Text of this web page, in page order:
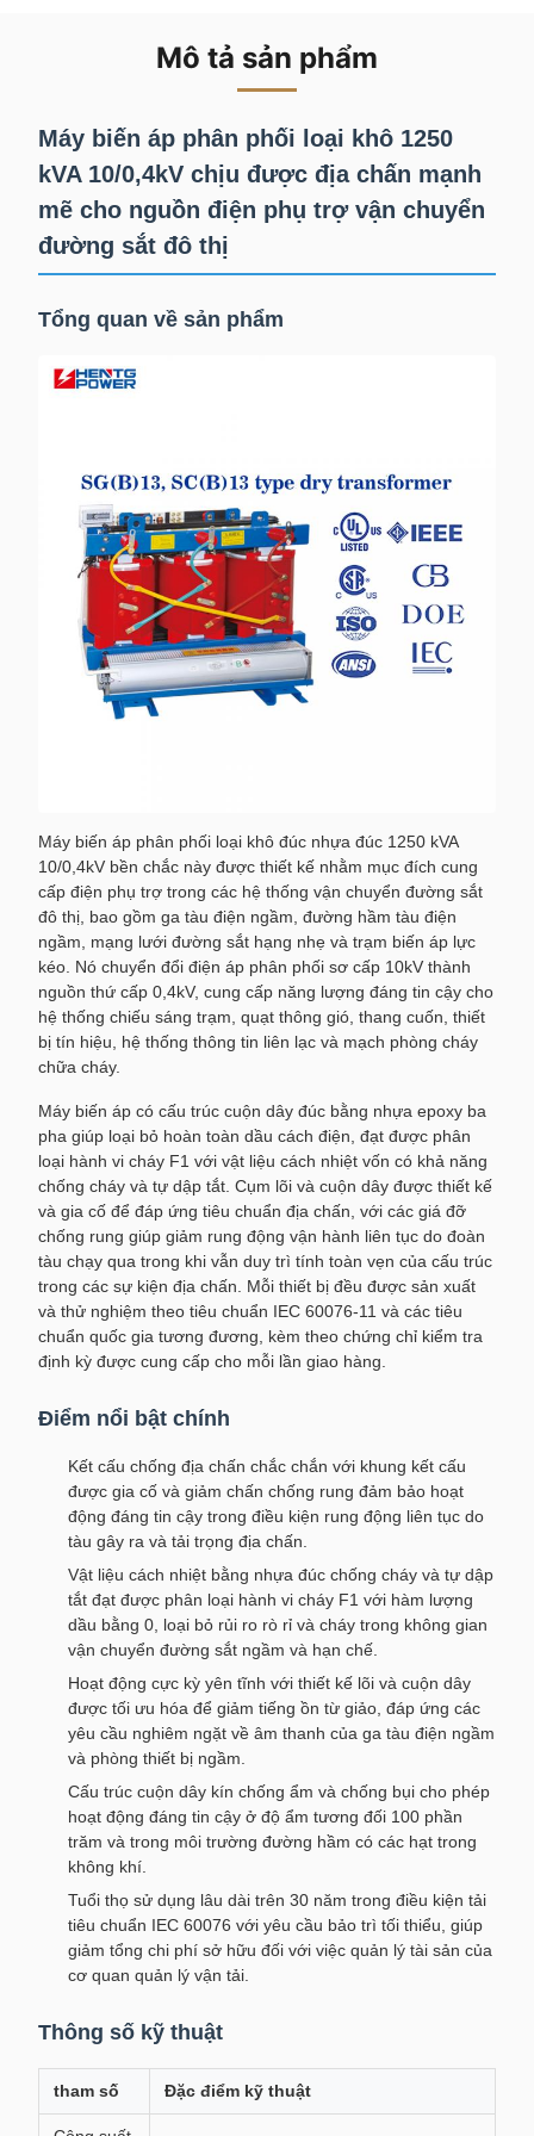
Mô tả sản phẩm
Máy biến áp phân phối loại khô 1250
kVA 10/0,4kV chịu được địa chấn mạnh
mẽ cho nguồn điện phụ trợ vận chuyển
đường sắt đô thị
Tổng quan về sản phẩm
Máy biến áp phân phối loại khô đúc nhựa đúc 1250 kVA
10/0,4kV bền chắc này được thiết kế nhằm mục đích cung
cấp điện phụ trợ trong các hệ thống vận chuyển đường sắt
đô thị, bao gồm ga tàu điện ngầm, đường hầm tàu ​​điện
ngầm, mạng lưới đường sắt hạng nhẹ và trạm biến áp lực
kéo. Nó chuyển đổi điện áp phân phối sơ cấp 10kV thành
nguồn thứ cấp 0,4kV, cung cấp năng lượng đáng tin cậy cho
hệ thống chiếu sáng trạm, quạt thông gió, thang cuốn, thiết
bị tín hiệu, hệ thống thông tin liên lạc và mạch phòng cháy
chữa cháy.
Máy biến áp có cấu trúc cuộn dây đúc bằng nhựa epoxy ba
pha giúp loại bỏ hoàn toàn dầu cách điện, đạt được phân
loại hành vi cháy F1 với vật liệu cách nhiệt vốn có khả năng
chống cháy và tự dập tắt. Cụm lõi và cuộn dây được thiết kế
và gia cố để đáp ứng tiêu chuẩn địa chấn, với các giá đỡ
chống rung giúp giảm rung động vận hành liên tục do đoàn
tàu chạy qua trong khi vẫn duy trì tính toàn vẹn của cấu trúc
trong các sự kiện địa chấn. Mỗi thiết bị đều được sản xuất
và thử nghiệm theo tiêu chuẩn IEC 60076-11 và các tiêu
chuẩn quốc gia tương đương, kèm theo chứng chỉ kiểm tra
định kỳ được cung cấp cho mỗi lần giao hàng.
Điểm nổi bật chính
Kết cấu chống địa chấn chắc chắn với khung kết cấu
được gia cố và giảm chấn chống rung đảm bảo hoạt
động đáng tin cậy trong điều kiện rung động liên tục do
tàu gây ra và tải trọng địa chấn.
Vật liệu cách nhiệt bằng nhựa đúc chống cháy và tự dập
tắt đạt được phân loại hành vi cháy F1 với hàm lượng
dầu bằng 0, loại bỏ rủi ro rò rỉ và cháy trong không gian
vận chuyển đường sắt ngầm và hạn chế.
Hoạt động cực kỳ yên tĩnh với thiết kế lõi và cuộn dây
được tối ưu hóa để giảm tiếng ồn từ giảo, đáp ứng các
yêu cầu nghiêm ngặt về âm thanh của ga tàu điện ngầm
và phòng thiết bị ngầm.
Cấu trúc cuộn dây kín chống ẩm và chống bụi cho phép
hoạt động đáng tin cậy ở độ ẩm tương đối 100 phần
trăm và trong môi trường đường hầm có các hạt trong
không khí.
Tuổi thọ sử dụng lâu dài trên 30 năm trong điều kiện tải
tiêu chuẩn IEC 60076 với yêu cầu bảo trì tối thiểu, giúp
giảm tổng chi phí sở hữu đối với việc quản lý tài sản của
cơ quan quản lý vận tải.
Thông số kỹ thuật
tham số Đặc điểm kỹ thuật